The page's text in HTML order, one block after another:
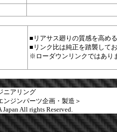
■リアサス廻りの質感を高め
■リンク比は純正を踏襲して
※ローダウンリンクではあり
ニアリング
ンジンパーツ企画・製造＞
All rights Reserved.